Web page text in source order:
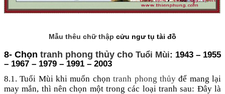
Mẫu thêu chữ thập cửu ngư tụ tài đồ
8- Chọn tranh phong thủy cho Tuổi Mùi: 1943 – 1955
– 1967 – 1979 – 1991 – 2003
8.1. Tuổi Mùi khi muốn chọntranh phong thủyđể mang lại
may mắn, thì nên chọn một trong các loại tranh sau: Đây là